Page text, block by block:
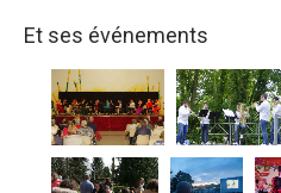
Et ses événements